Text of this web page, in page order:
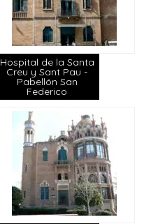
Hospital de la Santa
Creu y Sant Pau -
Pabellón San
Federico